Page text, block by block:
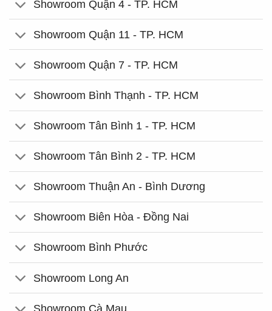
Showroom Quận 4 - TP. HCM
Showroom Quận 11 - TP. HCM
Showroom Quận 7 - TP. HCM
Showroom Bình Thạnh - TP. HCM
Showroom Tân Bình 1 - TP. HCM
Showroom Tân Bình 2 - TP. HCM
Showroom Thuận An - Bình Dương
Showroom Biên Hòa - Đồng Nai
Showroom Bình Phước
Showroom Long An
Showroom Cà Mau